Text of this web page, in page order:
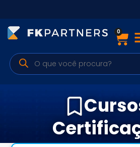
Cursos
Preparatórios Nacionais
Finanças & Edu.
Por atuação
0